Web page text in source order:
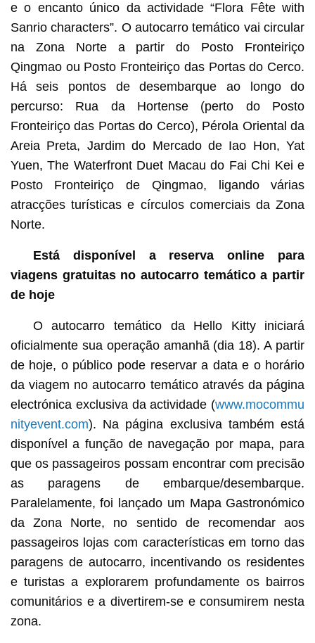
e o encanto único da actividade “Flora Fête with
Sanrio characters”. O autocarro temático vai circular
na Zona Norte a partir do Posto Fronteiriço
Qingmao ou Posto Fronteiriço das Portas do Cerco.
Há seis pontos de desembarque ao longo do
percurso: Rua da Hortense (perto do Posto
Fronteiriço das Portas do Cerco), Pérola Oriental da
Areia Preta, Jardim do Mercado de Iao Hon, Yat
Yuen, The Waterfront Duet Macau do Fai Chi Kei e
Posto Fronteiriço de Qingmao, ligando várias
atracções turísticas e círculos comerciais da Zona
Norte.
Está disponível a reserva online para
viagens gratuitas no autocarro temático a partir
de hoje
O autocarro temático da Hello Kitty iniciará
oficialmente sua operação amanhã (dia 18). A partir
de hoje, o público pode reservar a data e o horário
da viagem no autocarro temático através da página
electrónica exclusiva da actividade (www.mocommu
nityevent.com). Na página exclusiva também está
disponível a função de navegação por mapa, para
que os passageiros possam encontrar com precisão
as paragens de embarque/desembarque.
Paralelamente, foi lançado um Mapa Gastronómico
da Zona Norte, no sentido de recomendar aos
passageiros lojas com características em torno das
paragens de autocarro, incentivando os residentes
e turistas a explorarem profundamente os bairros
comunitários e a divertirem-se e consumirem nesta
zona.